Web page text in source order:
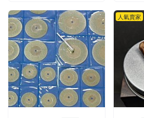
人氣賣家